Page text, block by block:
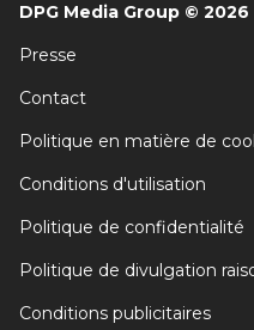
DPG Media Group © 2026
Presse
Contact
Politique en matière de
Conditions d'utilisation
Politique de confidentialité
Politique de divulgation
Conditions publicitaires